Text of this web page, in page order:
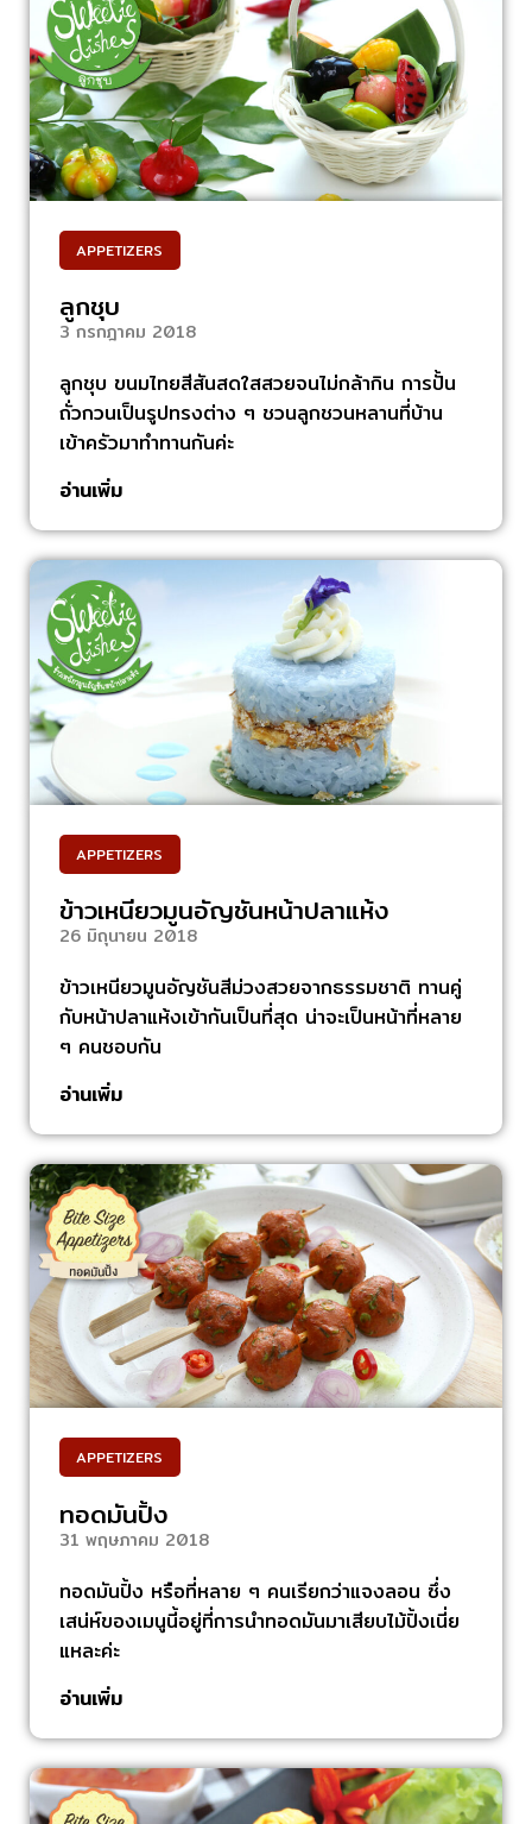
APPETIZERS
ลูกชุบ
3 กรกฎาคม 2018
ลูกชุบ ขนมไทยสีสันสดใสสวยจนไม่กล้ากิน การปั้น
ถั่วกวนเป็นรูปทรงต่าง ๆ ชวนลูกชวนหลานที่บ้าน
เข้าครัวมาทำทานกันค่ะ
อ่านเพิ่ม
APPETIZERS
ข้าวเหนียวมูนอัญชันหน้าปลาแห้ง
26 มิถุนายน 2018
ข้าวเหนียวมูนอัญชันสีม่วงสวยจากธรรมชาติ ทานคู่
กับหน้าปลาแห้งเข้ากันเป็นที่สุด น่าจะเป็นหน้าที่หลาย
ๆ คนชอบกัน
อ่านเพิ่ม
APPETIZERS
ทอดมันปิ้ง
31 พฤษภาคม 2018
ทอดมันปิ้ง หรือที่หลาย ๆ คนเรียกว่าแจงลอน ซึ่ง
เสน่ห์ของเมนูนี้อยู่ที่การนำทอดมันมาเสียบไม้ปิ้งเนี่ย
แหละค่ะ
อ่านเพิ่ม